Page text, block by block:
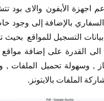
اجهزة الأيفون والاى بود
بالإضافة إلى وجود
التسجيل للمواقع
الى القدرة على إضافة
, وسهولة تحميل الملفات ,
الملفات بالايتونز.